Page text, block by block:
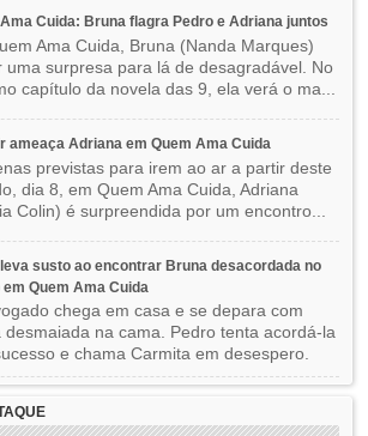
Cuida: Bruna flagra Pedro e Adriana juntos
Ama Cuida, Bruna (Nanda Marques)
uma surpresa para lá de desagradável. No
capítulo da novela das 9, ela verá o ma...
ameaça Adriana em Quem Ama Cuida
previstas para irem ao ar a partir deste
dia 8, em Quem Ama Cuida, Adriana
Colin) é surpreendida por um encontro...
susto ao encontrar Bruna desacordada no
Quem Ama Cuida
chega em casa e se depara com
desmaiada na cama. Pedro tenta acordá-la
e chama Carmita em desespero.